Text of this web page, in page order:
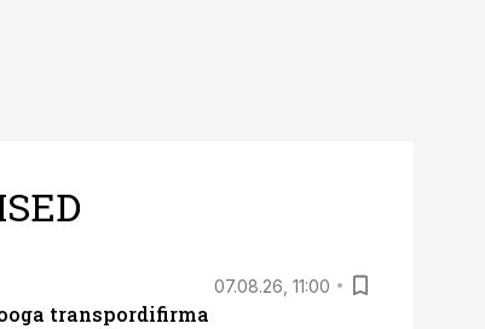
07.08.26, 11:00
transpordifirma